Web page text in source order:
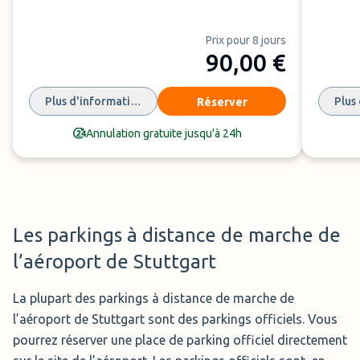
Voiturier Park & Weg(65,00 € par semaine)
LePark & Wegest un service de voiturier à l'aéroport de
réservation, vous avez la possibilité de choisir une place
de parking couverte pour un léger supplément.
Service:parking extérieur avec voiturier (parking
couvert en option)
Distance:
0 min. voiturier
Prix pour 8 jours
90,00 €
Plus d'informations Réserver
Annulation gratuite jusqu'à 24h
Les parkings à distance de marche de
l’aéroport de Stuttgart
La plupart des parkings à distance de marche de
l’aéroport de Stuttgart sont des parkings officiels. Vous
pourrez réserver une place de parking officiel directement